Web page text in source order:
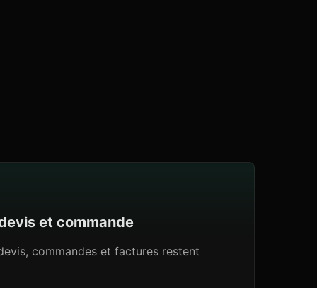
et commande
commandes et factures restent